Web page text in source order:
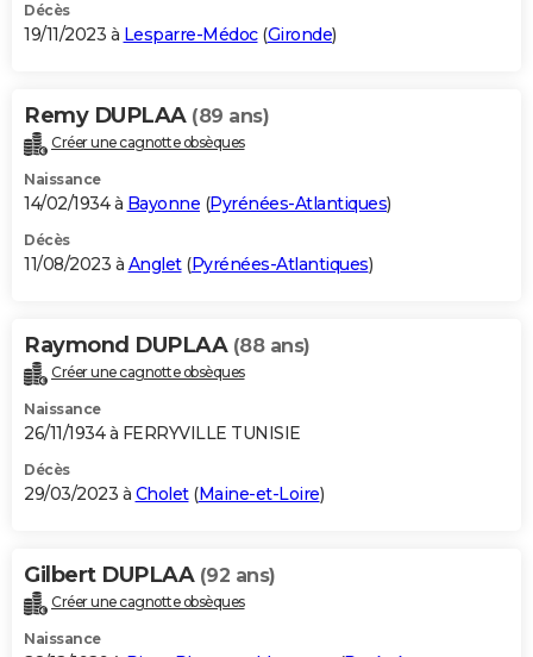
Décès
19/11/2023 à Lesparre-Médoc(Gironde)
Remy DUPLAA (89 ans)
Créer une cagnotte obsèques
Naissance
14/02/1934 à Bayonne (Pyrénées-Atlantiques)
Décès
11/08/2023 à Anglet(Pyrénées-Atlantiques)
Raymond DUPLAA (88 ans)
Créer une cagnotte obsèques
Naissance
26/11/1934 à FERRYVILLE TUNISIE
Décès
29/03/2023 à Cholet(Maine-et-Loire)
Gilbert DUPLAA (92 ans)
Créer une cagnotte obsèques
Naissance